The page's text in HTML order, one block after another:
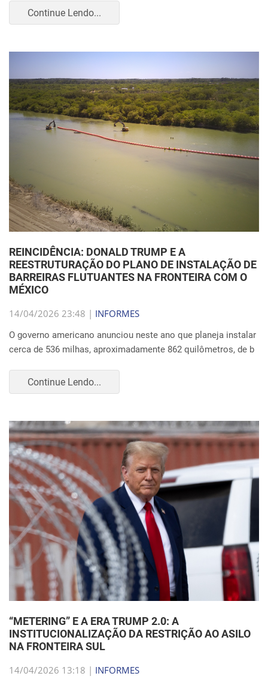
Continue Lendo...
REINCIDÊNCIA: DONALD TRUMP E A
REESTRUTURAÇÃO DO PLANO DE INSTALAÇÃO DE
BARREIRAS FLUTUANTES NA FRONTEIRA COM O
MÉXICO
14/04/2026 23:48 | INFORMES
O governo americano anunciou neste ano que planeja instalar
cerca de 536 milhas, aproximadamente 862 quilômetros, de b
Continue Lendo...
“METERING” E A ERA TRUMP 2.0: A
INSTITUCIONALIZAÇÃO DA RESTRIÇÃO AO ASILO
NA FRONTEIRA SUL
14/04/2026 13:18 | INFORMES